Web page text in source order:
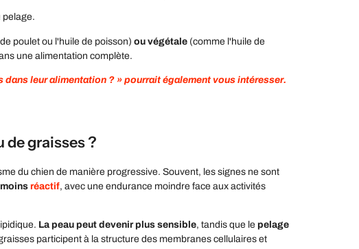
pelage.
poulet ou l'huile de poisson) ou végétale (comme l'huile de
une alimentation complète.
leur alimentation ? » pourrait également vous intéresser.
de graisses ?
du chien de manière progressive. Souvent, les signes ne sont
moins réactif, avec une endurance moindre face aux activités
La peau peut devenir plus sensible, tandis que le pelage
participent à la structure des membranes cellulaires et